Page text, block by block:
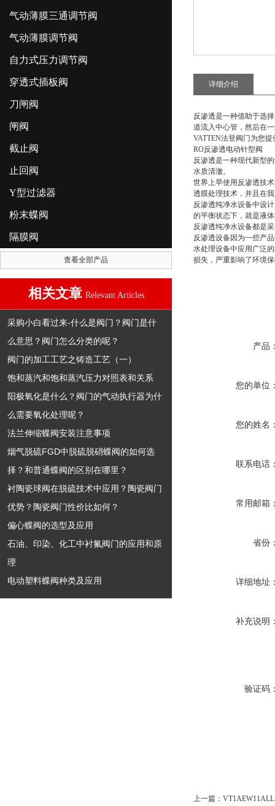
气动薄膜三通调节阀
气动薄膜调节阀
自力式压力调节阀
穿透式插板阀
刀闸阀
闸阀
截止阀
止回阀
Y型过滤器
粉末蝶阀
隔膜阀
查看全部产品
相关文章 Relevant Articles
采购小白看过来-什么是阀门？阀门是什
么意思？阀门怎么分类的呢？
阀门的加工工艺之铸造工艺（一）
饱和蒸汽和饱和蒸汽压力对照表和关系
阳极氧化是什么？阀门的气动执行器为什
么需要氧化处理呢？
法兰伸缩蝶阀安装注意事项
烟气脱硫FGD中脱硫脱硝蝶阀的如何选
择？和普通蝶阀的区别在哪里？
衬陶瓷球阀在脱硫技术中应用？陶瓷阀门
优势？陶瓷阀门性价比如何？
偏心蝶阀的选型及应用
石油、印染、化工中衬氟阀门的应用和原
理
电动塑料蝶阀种类及应用
详细介绍
反渗透是一种借助于选
道流入中心管，然后在
VATTEN法登阀门为您提
RO反渗透电动针型阀
反渗透是一种现代新型
水质清澈。
世界上早使用反渗透技
透膜处理技术，并且在
反渗透纯净水设备中设
的平衡状态下，就是液
反渗透纯净水设备都是
反渗透设备因为一些产
水处理设备中应用广泛
损失，严重影响了环境
产品
您的单位
您的姓名
联系电话
常用邮箱
省份
详细地址
补充说明
验证码
上一篇：